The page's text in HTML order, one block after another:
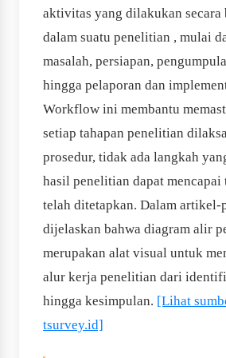
aktivitas yang dilakukan secara
dalam suatu penelitian , mulai
masalah, persiapan,
hingga pelaporan dan
Workflow ini membantu
setiap tahapan penelitian
prosedur, tidak ada langkah
hasil penelitian dapat mencapai
telah ditetapkan. Dalam artikel-
dijelaskan bahwa diagram alir
merupakan alat visual untuk
alur kerja penelitian dari
hingga kesimpulan. [Lihat
tsurvey.id]